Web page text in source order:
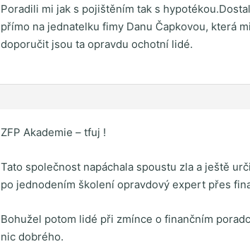
Poradili mi jak s pojištěním tak s
přímo na jednatelku fimy Danu Čapkovou, která
doporučit jsou ta opravdu ochotní lidé.
ZFP Akademie – tfuj !
Tato společnost napáchala spoustu zla a ještě
po jednodením školení opravdový expert přes
Bohužel potom lidé při zmínce o finančním
nic dobrého.